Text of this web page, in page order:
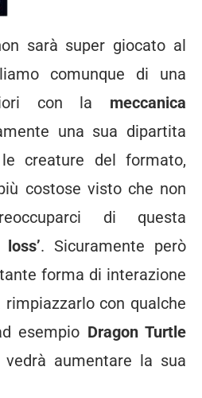
sarà super giocato al
comunque di una
con la meccanica
una sua dipartita
creature del formato,
costose visto che non
di questa
loss’. Sicuramente però
forma di interazione
con qualche
esempio Dragon Turtle
vedrà aumentare la sua